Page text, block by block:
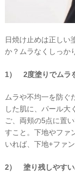
日焼け止めは正しい
か？ムラなくしっか
1） 2度塗りでムラ
ムラや不均一を防ぐ
した肌に、パール大
ご、両頬の5点に置
すこと。下地やファ
いれば、下地+ファ
2） 塗り残しやすい